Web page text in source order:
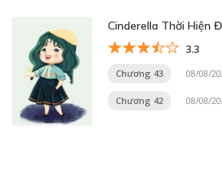
Cinderella Thời Hiện
3.3
Chương 43 08/08/
Chương 42 08/08/